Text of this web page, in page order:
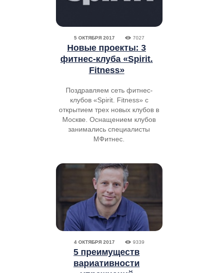
5 ОКТЯБРЯ 2017 7027
Новые проекты: 3
фитнес-клуба «Spirit.
Fitness»
Поздравляем сеть фитнес-
клубов «Spirit. Fitness» с
открытием трех новых клубов в
Москве. Оснащением клубов
занимались специалисты
МФитнес.
4 ОКТЯБРЯ 2017 9339
5 преимуществ
вариативности